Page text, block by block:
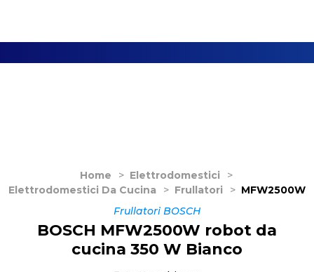
Home > Elettrodomestici
>
Elettrodomestici Da Cucina
> Frullatori > MFW2500W
Frullatori BOSCH
BOSCH MFW2500W robot da
cucina 350 W Bianco